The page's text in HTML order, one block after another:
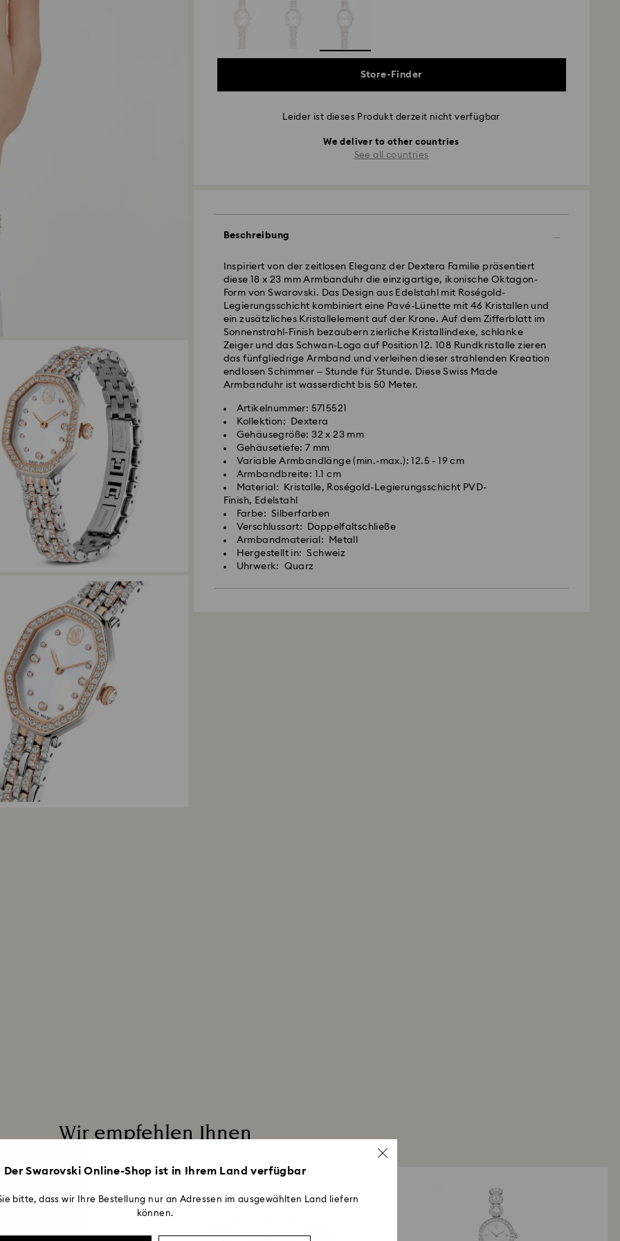
Store-Finder
Leider ist dieses Produkt derzeit nicht verfügbar
We deliver to other countries
See all countries
Beschreibung
Inspiriert von der zeitlosen Eleganz der Dextera Familie präsentiert
diese 18 x 23 mm Armbanduhr die einzigartige, ikonische Oktagon-
Form von Swarovski. Das Design aus Edelstahl mit Roségold-
Legierungsschicht kombiniert eine Pavé-Lünette mit 46 Kristallen und
ein zusätzliches Kristallelement auf der Krone. Auf dem Zifferblatt im
Sonnenstrahl-Finish bezaubern zierliche Kristallindexe, schlanke
Zeiger und das Schwan-Logo auf Position 12. 108 Rundkristalle zieren
das fünfgliedrige Armband und verleihen dieser strahlenden Kreation
endlosen Schimmer – Stunde für Stunde. Diese Swiss Made
Armbanduhr ist wasserdicht bis 50 Meter.
Artikelnummer: 5715521
Kollektion: Dextera
Gehäusegröße: 32 x 23 mm
Gehäusetiefe: 7 mm
Variable Armbandlänge (min.-max.): 12.5 - 19 cm
Armbandbreite: 1.1 cm
Material: Kristalle, Roségold-Legierungsschicht PVD-
Finish, Edelstahl
Farbe: Silberfarben
Verschlussart: Doppelfaltschließe
Armbandmaterial: Metall
Hergestellt in: Schweiz
Uhrwerk: Quarz
Wir empfehlen Ihnen
Der Swarovski Online-Shop ist in Ihrem Land verfügbar
bitte, dass wir Ihre Bestellung nur an Adressen im ausgewählten Land liefern
können.